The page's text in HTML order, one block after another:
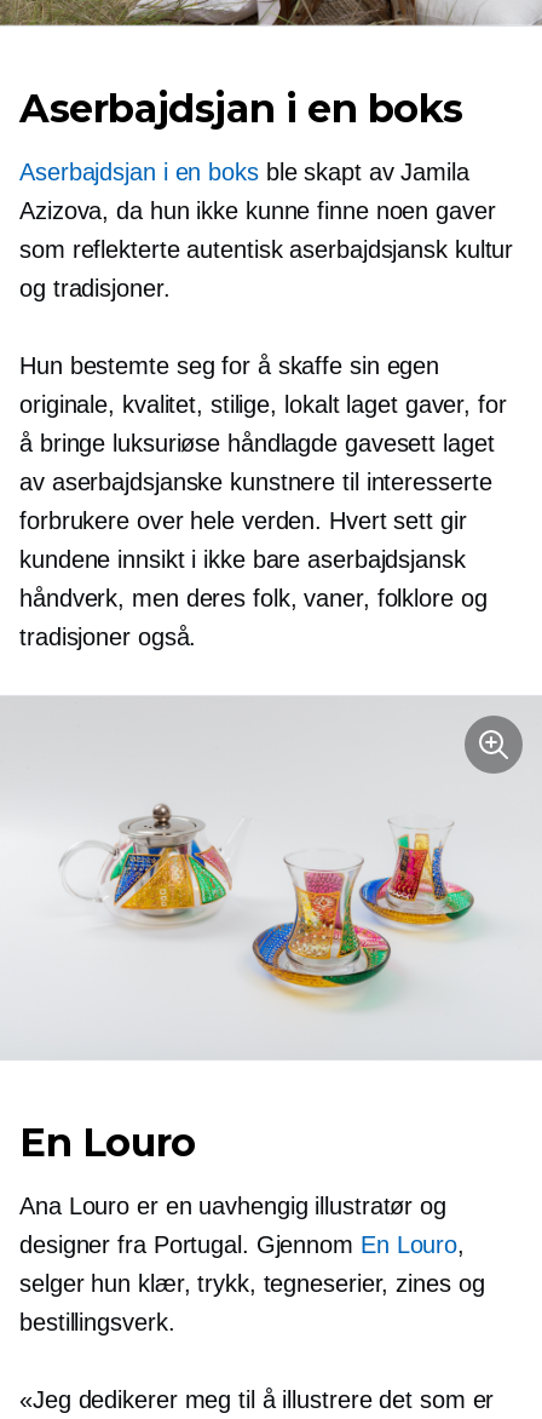
Aserbajdsjan i en boks
Aserbajdsjan i en boksble skapt av Jamila
Azizova, da hun ikke kunne finne noen gaver
som reflekterte autentisk aserbajdsjansk kultur
og tradisjoner.
Hun bestemte seg for å skaffe sin egen
originale, kvalitet, stilige, lokalt lagetgaver, for
å bringe luksuriøse håndlagde gavesett laget
av aserbajdsjanske kunstnere til interesserte
forbrukere over hele verden. Hvert sett gir
kundene innsikt i ikke bare aserbajdsjansk
håndverk, men deres folk, vaner, folklore og
tradisjoner også.
En Louro
Ana Louro er en uavhengig illustratør og
designer fra Portugal. Gjennom En Louro,
selger hun klær, trykk, tegneserier, zines og
bestillingsverk.
«Jeg dedikerer meg til å illustrere det som er